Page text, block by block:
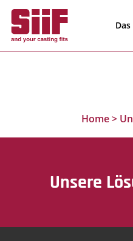
Home>
Unsere
Cookie-Einstellungen